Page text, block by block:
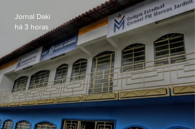
Jornal Daki
há 3 horas